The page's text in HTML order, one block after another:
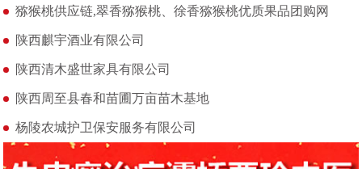
猕猴桃供应链,翠香猕猴桃、徐香猕猴桃优质果品团购网
陕西麒宇酒业有限公司
陕西清木盛世家具有限公司
陕西周至县春和苗圃万亩苗木基地
杨陵农城护卫保安服务有限公司